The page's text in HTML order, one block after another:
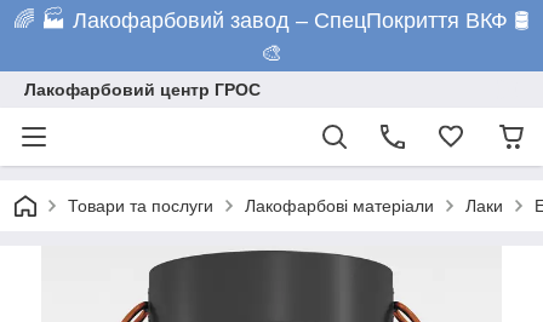
🌈 🏭 Лакофарбовий завод – СпецПокриття ВКФ 🛢️
🎨
Лакофарбовий центр ГРОС
Товари та послуги Лакофарбові матеріали Лаки